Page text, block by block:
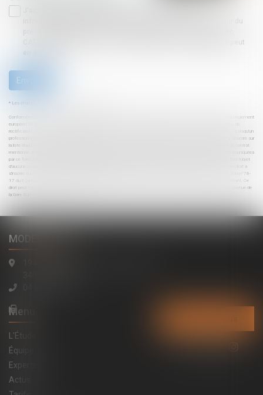
CATALOGUE MODELES CDJ et/ou Maître Charles JOHNSON qui peut
Envoyer
* Les champs suivis d'un astérisque sont obligatoires.
Conformément à la loi n°78-17 du 6 janvier 1978 modifiée relative à l'informatique, aux fichiers et aux libertés, et au règlement
européen 2016/679, dit Règlement Général sur la Protection des Données (RGPD), vous disposez d'un droit d'accès, de
rectification, de suppression des informations qui vous concernent. « Article L 223-2 du code de la consommation : " Lorsqu'un
professionnel est amené à recueillir auprès d'un consommateur des données téléphoniques, il l'informe de son droit à s'inscrire sur
la liste d'opposition au démarchage téléphonique. Lorsque ce recueil se fait à l'occasion de la conclusion d'un contrat, le contrat
mentionne de manière claire et compréhensible l'existence de ce droit pour le consommateur. " Les informations communiquées
par ce formulaire ne sont lues que par un Commissaire de Justice de l'Étude MODELE ALTO. Ces informations ne font l'objet
d'aucune conservation en cas de non-réalisation de la prestation. Il est rappelé que le consommateur peut user de son droit à
s'inscrire sur la liste d'opposition au démarchage téléphonique bloctel : bloctel.gouv.fr Conformément à l'article 27 de la loi n°78-
17 du 6 janvier 1978, vous disposez à tout moment d'un droit d'accès et de rectification des données vous concernant. Ce
droit peut être exercé par courrier postal adressé à l'Étude MODELE ALTO Commissaires de Justice Associés 194 avenue de
la Gare Sud de France, 34970 Lattes
MODELE ALTO
Menu
L'Étude
Équipe
Expertises
Actus